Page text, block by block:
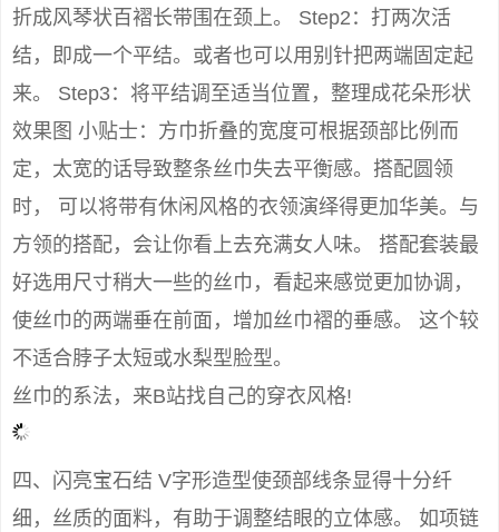
折成风琴状百褶长带围在颈上。 Step2：打两次活
结，即成一个平结。或者也可以用别针把两端固定起
来。 Step3：将平结调至适当位置，整理成花朵形状
效果图 小贴士：方巾折叠的宽度可根据颈部比例而
定，太宽的话导致整条丝巾失去平衡感。搭配圆领
时， 可以将带有休闲风格的衣领演绎得更加华美。与
方领的搭配，会让你看上去充满女人味。 搭配套装最
好选用尺寸稍大一些的丝巾，看起来感觉更加协调，
使丝巾的两端垂在前面，增加丝巾褶的垂感。 这个较
不适合脖子太短或水梨型脸型。
丝巾的系法，来B站找自己的穿衣风格!
四、闪亮宝石结 V字形造型使颈部线条显得十分纤
细，丝质的面料，有助于调整结眼的立体感。 如项链